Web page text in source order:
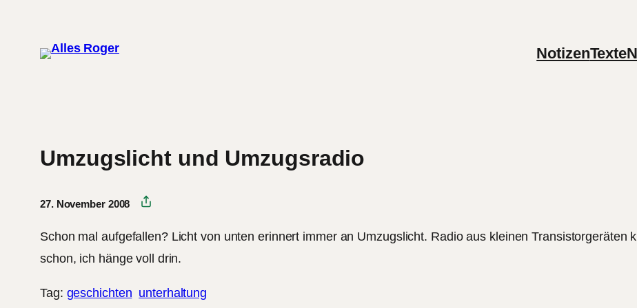
Inhalt
NotizenTexte
Umzugslicht und Umzugsradio
27. November 2008
Schon mal aufgefallen? Licht von unten erinnert immer an Umzugslicht. Radio aus kleinen Transistorgeräten
schon, ich hänge voll drin.
Tag: geschichten unterhaltung